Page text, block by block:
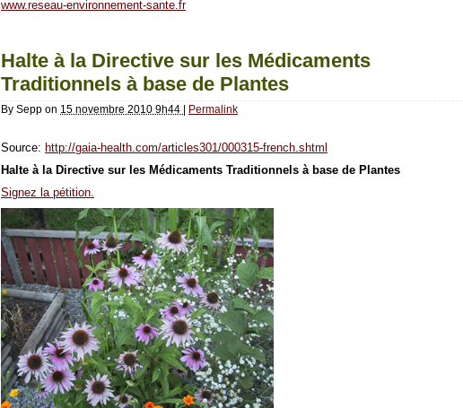
www.reseau-environnement-sante.fr
Halte à la Directive sur les Médicaments
Traditionnels à base de Plantes
By Sepp on 15 novembre 2010 9h44 Permalink
Source: http://gaia-health.com/articles301/000315-french.shtml
Halte à la Directive sur les Médicaments Traditionnels à base de Plantes
Signez la pétition.